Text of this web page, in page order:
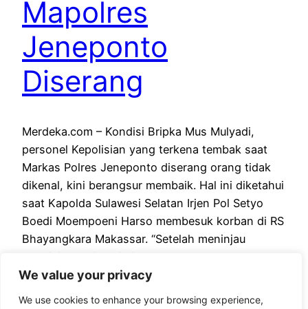
We value your privacy
We use cookies to enhance your browsing experience,
Mapolres
Jeneponto
Diserang
Merdeka.com – Kondisi Bripka Mus Mulyadi,
personel Kepolisian yang terkena tembak saat
Markas Polres Jeneponto diserang orang tidak
dikenal, kini berangsur membaik. Hal ini diketahui
saat Kapolda Sulawesi Selatan Irjen Pol Setyo
Boedi Moempoeni Harso membesuk korban di RS
Bhayangkara Makassar. “Setelah meninjau
kondisi dan situasi di Polres Jeneponto,
kemudian melakukan koordinasi dengan berbagai
pihak…